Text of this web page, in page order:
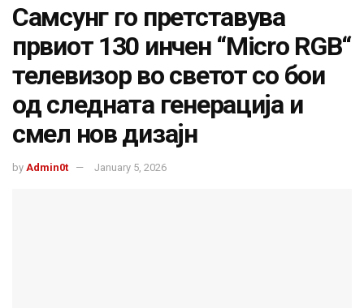
Самсунг го претставува
првиот 130 инчен “Micro RGB“
телевизор во светот со бои
од следната генерација и
смел нов дизајн
by Admin0t January 5, 2026